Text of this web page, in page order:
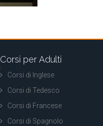
Corsi per Adulti
Corsi di Inglese
Corsi di Tedesco
Corsi di Francese
Corsi di Spagnolo